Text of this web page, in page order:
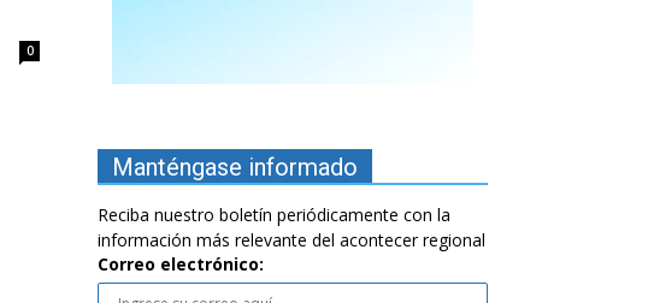
0
Manténgase informado
Reciba nuestro boletín periódicamente con la
información más relevante del acontecer regional
Correo electrónico: